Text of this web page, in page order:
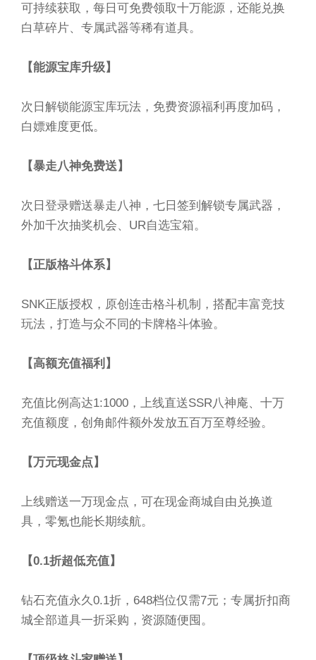
可持续获取，每日可免费领取十万能源，还能兑换
白草碎片、专属武器等稀有道具。
【能源宝库升级】
次日解锁能源宝库玩法，免费资源福利再度加码，
白嫖难度更低。
【暴走八神免费送】
次日登录赠送暴走八神，七日签到解锁专属武器，
外加千次抽奖机会、UR自选宝箱。
【正版格斗体系】
SNK正版授权，原创连击格斗机制，搭配丰富竞技
玩法，打造与众不同的卡牌格斗体验。
【高额充值福利】
充值比例高达1:1000，上线直送SSR八神庵、十万
充值额度，创角邮件额外发放五百万至尊经验。
【万元现金点】
上线赠送一万现金点，可在现金商城自由兑换道
具，零氪也能长期续航。
【0.1折超低充值】
钻石充值永久0.1折，648档位仅需7元；专属折扣商
城全部道具一折采购，资源随便囤。